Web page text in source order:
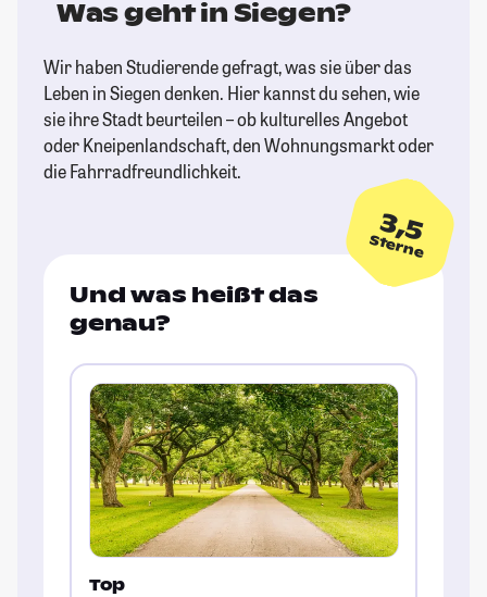
Was geht in Siegen?
Wir haben Studierende gefragt, was sie über das
Leben in Siegen denken. Hier kannst du sehen, wie
sie ihre Stadt beurteilen – ob kulturelles Angebot
oder Kneipenlandschaft, den Wohnungsmarkt oder
die Fahrradfreundlichkeit.
3,5
Sterne
Und was heißt das
genau?
Top